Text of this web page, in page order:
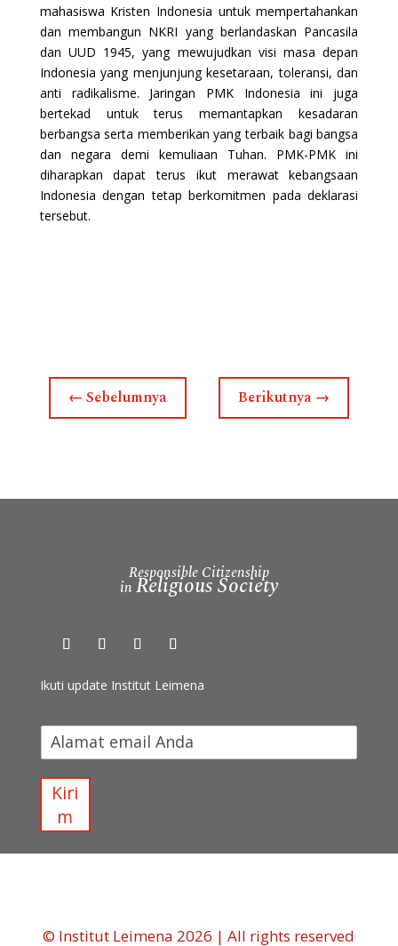
mahasiswa Kristen Indonesia untuk mempertahankan
dan membangun NKRI yang berlandaskan Pancasila
dan UUD 1945, yang mewujudkan visi masa depan
Indonesia yang menjunjung kesetaraan, toleransi, dan
anti radikalisme. Jaringan PMK Indonesia ini juga
bertekad untuk terus memantapkan kesadaran
berbangsa serta memberikan yang terbaik bagi bangsa
dan negara demi kemuliaan Tuhan. PMK-PMK ini
diharapkan dapat terus ikut merawat kebangsaan
Indonesia dengan tetap berkomitmen pada deklarasi
tersebut.
← Sebelumnya Berikutnya →
Responsible Citizenship
in Religious Society
Ikuti update Institut Leimena
I
d
I
Kiri
m
© Institut Leimena 2026 | All rights reserved